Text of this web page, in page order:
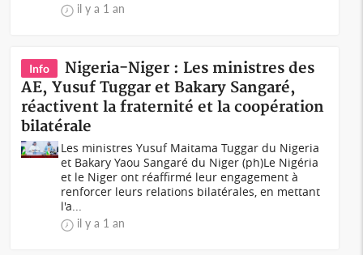
il y a 1 an
Info
Nigeria-Niger : Les ministres des
AE, Yusuf Tuggar et Bakary Sangaré,
réactivent la fraternité et la coopération
bilatérale
Les ministres Yusuf Maitama Tuggar du Nigeria
et Bakary Yaou Sangaré du Niger (ph)Le Nigéria
et le Niger ont réaffirmé leur engagement à
renforcer leurs relations bilatérales, en mettant
l'a...
il y a 1 an